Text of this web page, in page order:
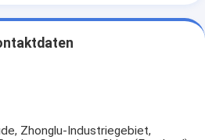
Zhonglu-Industriegebiet,